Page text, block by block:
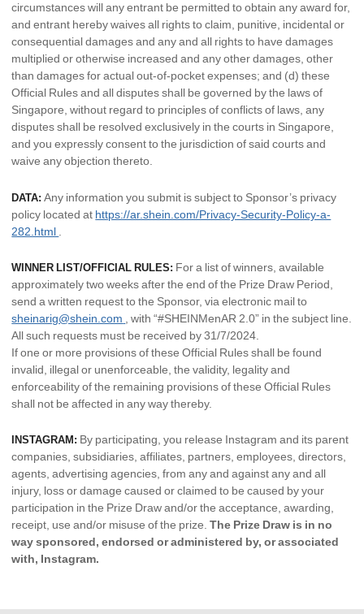
circumstances will any entrant be permitted to obtain any award for,
and entrant hereby waives all rights to claim, punitive, incidental or
consequential damages and any and all rights to have damages
multiplied or otherwise increased and any other damages, other
than damages for actual out-of-pocket expenses; and (d) these
Official Rules and all disputes shall be governed by the laws of
Singapore, without regard to principles of conflicts of laws, any
disputes shall be resolved exclusively in the courts in Singapore,
and you expressly consent to the jurisdiction of said courts and
waive any objection thereto.
DATA:Any information you submit is subject to Sponsor’s privacy
policy located at https://ar.shein.com/Privacy-Security-Policy-a-
282.html
WINNER LIST/OFFICIAL RULES: For a list of winners, available
approximately two weeks after the end of the Prize Draw Period,
send a written request to the Sponsor, via electronic mail to
sheinarig@shein.com
, with “#SHEINMenAR 2.0” in the subject line.
All such requests must be received by 31/7/2024.
If one or more provisions of these Official Rules shall be found
invalid, illegal or unenforceable, the validity, legality and
enforceability of the remaining provisions of these Official Rules
shall not be affected in any way thereby.
INSTAGRAM: By participating, you release Instagram and its parent
companies, subsidiaries, affiliates, partners, employees, directors,
agents, advertising agencies, from any and against any and all
injury, loss or damage caused or claimed to be caused by your
participation in the Prize Draw and/or the acceptance, awarding,
receipt, use and/or misuse of the prize.The Prize Draw is in no
way sponsored, endorsed or administered by, or associated
with, Instagram.